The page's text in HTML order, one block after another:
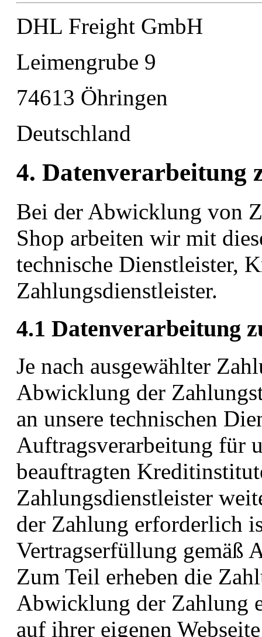
DHL Freight GmbH
Leimengrube 9
74613 Öhringen
Deutschland
4. Datenverarbeitung
Bei der Abwicklung von
Shop arbeiten wir mit
technische Dienstleister,
Zahlungsdienstleister.
4.1 Datenverarbeitung
Je nach ausgewählter
Abwicklung der
an unsere technischen
Auftragsverarbeitung für
beauftragten
Zahlungsdienstleister
der Zahlung erforderlich
Vertragserfüllung gemäß
Zum Teil erheben die
Abwicklung der Zahlung
auf ihrer eigenen